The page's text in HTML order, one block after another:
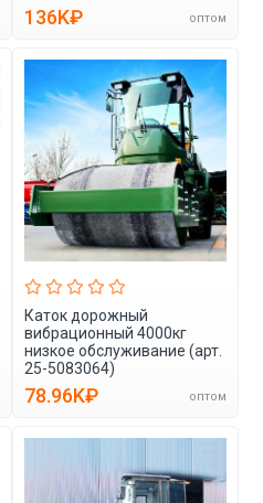
136K₽ оптом
Каток дорожный
вибрационный 4000кг
низкое обслуживание (арт.
25-5083064)
78.96K₽ оптом